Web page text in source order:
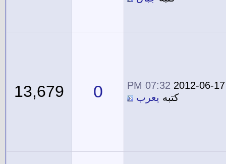
2012-06-17
07:32 PM
كتبه يعرب 0
13,679